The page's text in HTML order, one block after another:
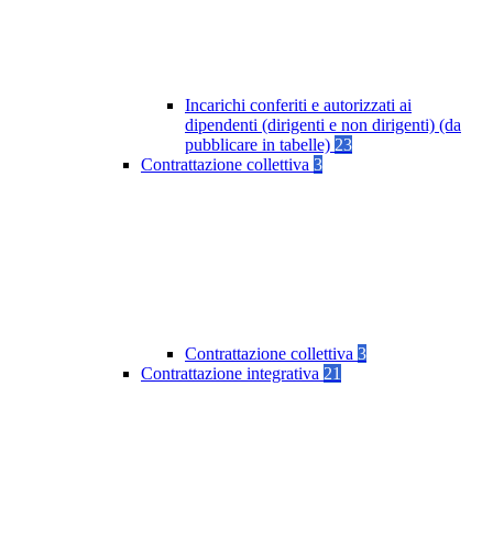
Incarichi conferiti e autorizzati ai
dipendenti (dirigenti e non dirigenti) (da
pubblicare in tabelle) 23
Contrattazione collettiva 3
Contrattazione collettiva 3
Contrattazione integrativa 21